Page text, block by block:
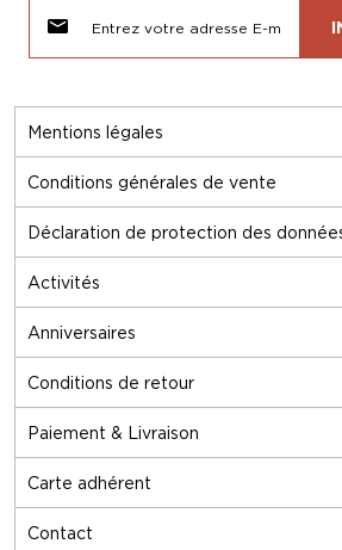
Mentions légales
Conditions générales de vente
Déclaration de protection des
Activités
Anniversaires
Conditions de retour
Paiement & Livraison
Carte adhérent
Contact